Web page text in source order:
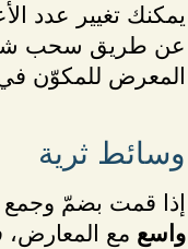
يمكنك تغيير عدد
عن طريق سحب
المعرض للمكوّن
وسائط ثرية
إذا قمت بضمّ وجمع
واسع مع المعارض،